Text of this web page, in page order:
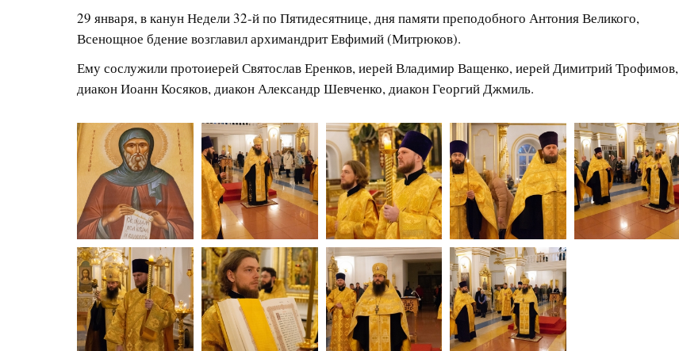
29 января, в канун Недели 32-й по Пятидесятнице, дня памяти преподобного Антония Великого,
Всенощное бдение возглавил архимандрит Евфимий (Митрюков).
Ему сослужили протоиерей Святослав Еренков, иерей Владимир Ващенко, иерей Димитрий Трофимов,
диакон Иоанн Косяков, диакон Александр Шевченко, диакон Георгий Джмиль.